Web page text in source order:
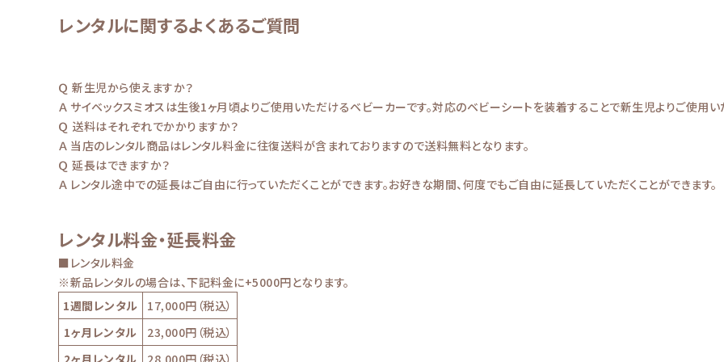
レンタルに関するよくあるご質問
Ｑ 新生児から使えますか？
Ａ サイベックスミオスは生後1ヶ月頃よりご使用いただけるベビーカーです。対応のベビーシートを装着することで新生児よりご使用い
Ｑ 送料はそれぞれでかかりますか？
Ａ 当店のレンタル商品はレンタル料金に往復送料が含まれておりますので送料無料となります。
Ｑ 延長はできますか？
Ａ レンタル途中での延長はご自由に行っていただくことができます。お好きな期間、何度でもご自由に延長していただくことができます。
レンタル料金・延長料金
■レンタル料金
※新品レンタルの場合は、下記料金に+5000円となります。
1週間レンタル
17,000円（税込）
1ヶ月レンタル
23,000円（税込）